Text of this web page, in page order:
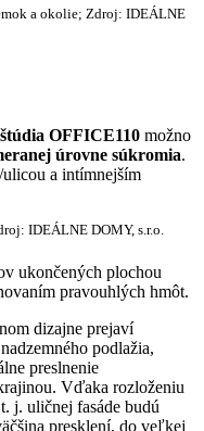
a okolie; Zdroj: IDEÁLNE
OFFICE110 možno
úrovne súkromia.
a intímnejším
IDEÁLNE DOMY, s.r.o.
ukončených plochou
pravouhlých hmôt.
dizajne prejaví
podlažia,
preslnenie
Vďaka rozloženiu
j. uličnej fasáde budú
presklení, do veľkej